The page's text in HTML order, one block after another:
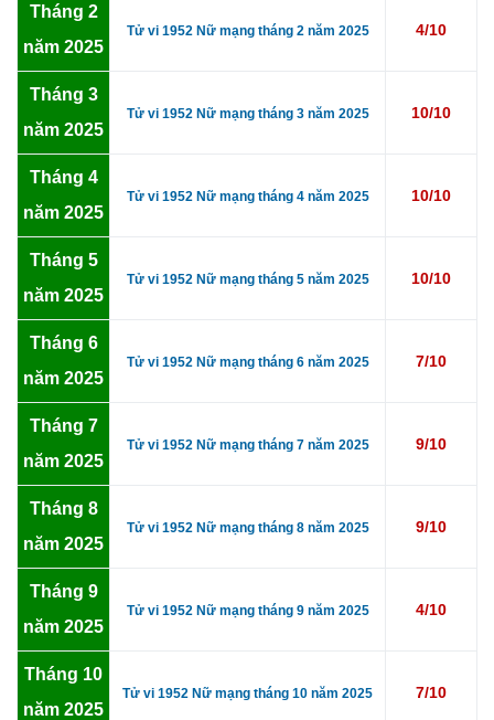
Tháng 2
năm 2025
Tử vi 1952 Nữ mạng tháng 2 năm 2025 4/10
Tháng 3
năm 2025
Tử vi 1952 Nữ mạng tháng 3 năm 2025 10/10
Tháng 4
năm 2025
Tử vi 1952 Nữ mạng tháng 4 năm 2025 10/10
Tháng 5
năm 2025
Tử vi 1952 Nữ mạng tháng 5 năm 2025 10/10
Tháng 6
năm 2025
Tử vi 1952 Nữ mạng tháng 6 năm 2025 7/10
Tháng 7
năm 2025
Tử vi 1952 Nữ mạng tháng 7 năm 2025 9/10
Tháng 8
năm 2025
Tử vi 1952 Nữ mạng tháng 8 năm 2025 9/10
Tháng 9
năm 2025
Tử vi 1952 Nữ mạng tháng 9 năm 2025 4/10
Tháng 10
năm 2025
Tử vi 1952 Nữ mạng tháng 10 năm 2025 7/10